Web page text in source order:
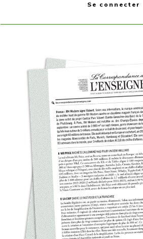
Se connecter